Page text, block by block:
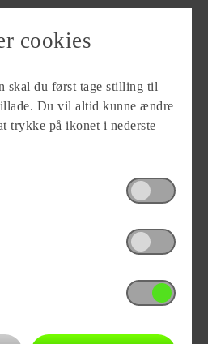
cookies
skal du først tage stilling til
Du vil altid kunne ændre
trykke på ikonet i nederste